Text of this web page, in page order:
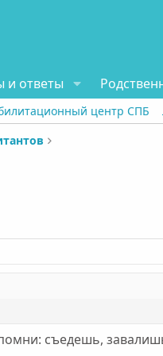
и ответы
центр СПБ
съедешь,